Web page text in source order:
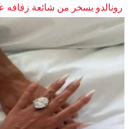
رونالدو يسخر من شائعة زفافه